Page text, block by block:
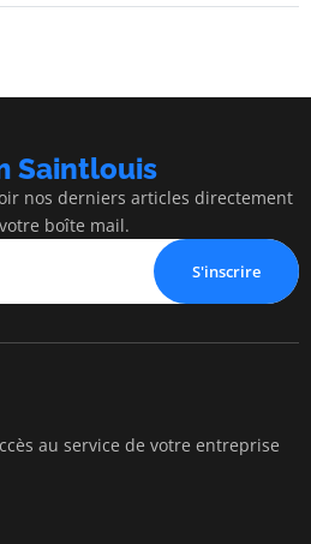
Saintlouis
nos derniers articles directement
boîte mail.
S'inscrire
au service de votre entreprise